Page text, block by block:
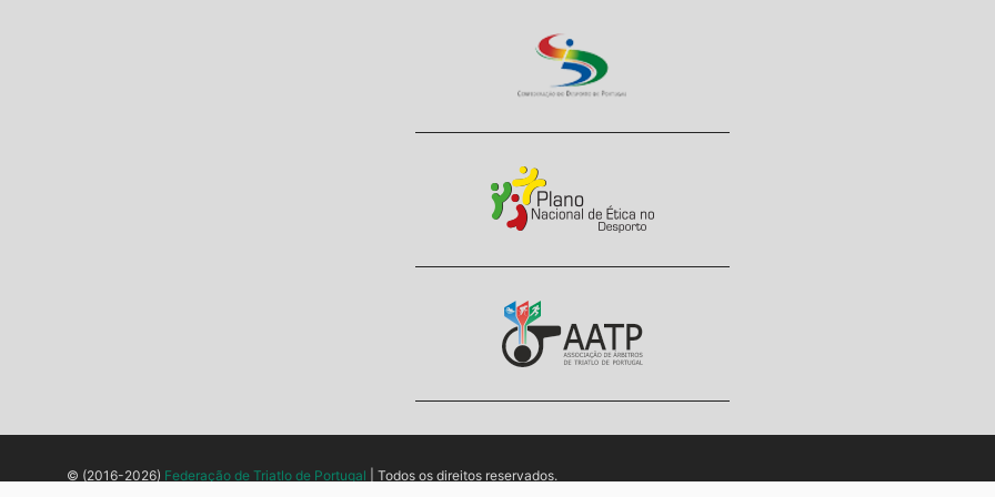
© (2016-2026) Federação de Triatlo de Portugal | Todos os direitos reservados.